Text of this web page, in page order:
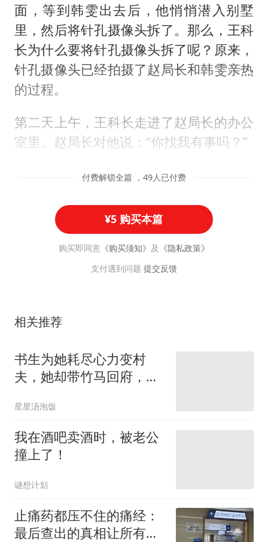
面，等到韩雯出去后，他悄悄潜入别墅
里，然后将针孔摄像头拆了。那么，王科
长为什么要将针孔摄像头拆了呢？原来，
针孔摄像头已经拍摄了赵局长和韩雯亲热
的过程。
第二天上午，王科长走进了赵局长的办公
室里。赵局长对他说：“你找我有事吗？”
付费解锁全篇 ，49人已付费
¥5 购买本篇
购买即同意 《购买须知》 及 《隐私政策》
支付遇到问题 提交反馈
相关推荐
书生为她耗尽心力变村
夫，她却带竹马回府，得
星星汤泡饭
我在酒吧卖酒时，被老公
撞上了！
谜想计划
止痛药都压不住的痛经：
最后查出的真相让所有医